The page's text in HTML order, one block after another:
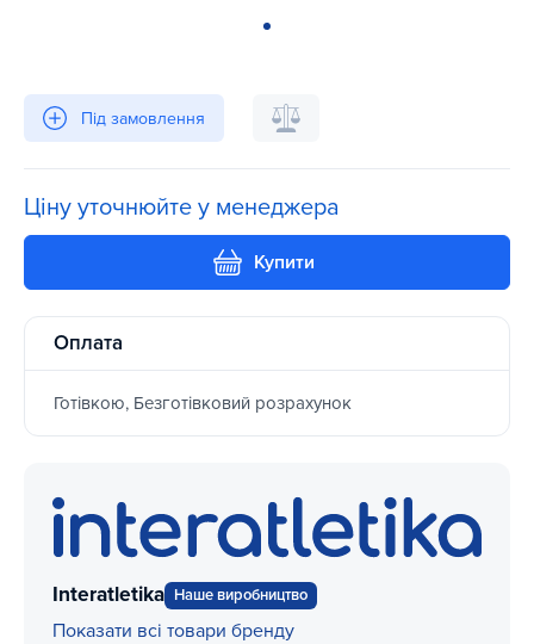
Під замовлення
Ціну уточнюйте у менеджера
Купити
Оплата
Готівкою, Безготівковий розрахунок
Interatletika Наше виробництво
Показати всі товари бренду